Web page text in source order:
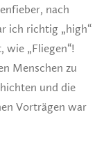
nach
ich richtig „high“
„Fliegen“!
Menschen zu
und die
Vorträgen war